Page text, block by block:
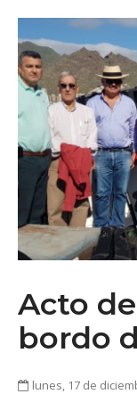
Acto
bordo
lunes, 17 de